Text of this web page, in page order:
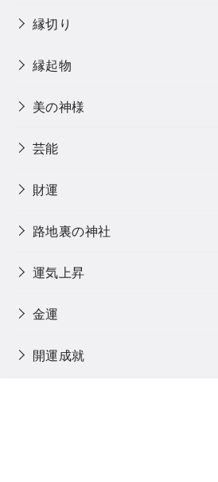
縁切り
縁起物
美の神様
芸能
財運
路地裏の神社
運気上昇
金運
開運成就